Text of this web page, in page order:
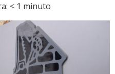
< 1 minuto